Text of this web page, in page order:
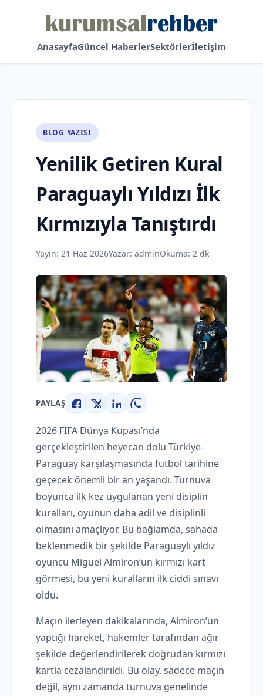
AnasayfaGüncel HaberlerSektörlerİletişim
BLOG YAZISI
Yenilik Getiren Kural
Paraguaylı Yıldızı İlk
Kırmızıyla Tanıştırdı
Yayın: 21 Haz 2026Yazar: adminOkuma: 2 dk
PAYLAŞ
Facebook
X LinkedInWhatsApp
2026 FIFA Dünya Kupası’nda
gerçekleştirilen heyecan dolu Türkiye-
Paraguay karşılaşmasında futbol tarihine
geçecek önemli bir an yaşandı. Turnuva
boyunca ilk kez uygulanan yeni disiplin
kuralları, oyunun daha adil ve disiplinli
olmasını amaçlıyor. Bu bağlamda, sahada
beklenmedik bir şekilde Paraguaylı yıldız
oyuncu Miguel Almiron’un kırmızı kart
görmesi, bu yeni kuralların ilk ciddi sınavı
oldu.
Maçın ilerleyen dakikalarında, Almiron’un
yaptığı hareket, hakemler tarafından ağır
şekilde değerlendirilerek doğrudan kırmızı
kartla cezalandırıldı. Bu olay, sadece maçın
değil, aynı zamanda turnuva genelinde